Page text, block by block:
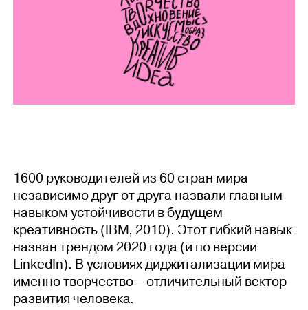
1600 руководителей из 60 стран мира
независимо друг от друга назвали главным
навыком устойчивости в будущем
креативность (IBM, 2010). Этот гибкий навык
назван трендом 2020 года (и по версии
LinkedIn). В условиях диджитализации мира
именно творчество – отличительный вектор
развития человека.